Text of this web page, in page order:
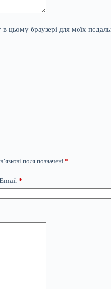
цьому браузері для моїх
поля позначені *
Email *